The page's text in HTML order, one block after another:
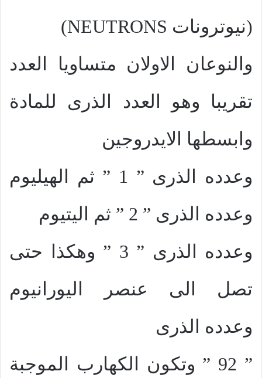
(نيوترونات NEUTRONS
)
والنوعان الاولان متساويا العدد
تقريبا وهو العدد الذرى للمادة
وابسطها الايدروجين
وعدده الذرى ” 1 ” ثم الهيليوم
وعدده الذرى ” 2 ” ثم اليتيوم
وعدده الذرى ” 3 ” وهكذا حتى
تصل الى عنصر اليورانيوم
وعدده الذرى
” 92 ” وتكون الكهارب الموجبة